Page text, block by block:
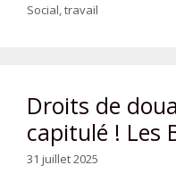
Social,travail
Droits de
capitulé ! Les
31 juillet 2025